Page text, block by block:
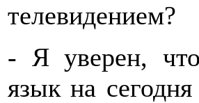
телевидением?
- Я уверен, что
язык на